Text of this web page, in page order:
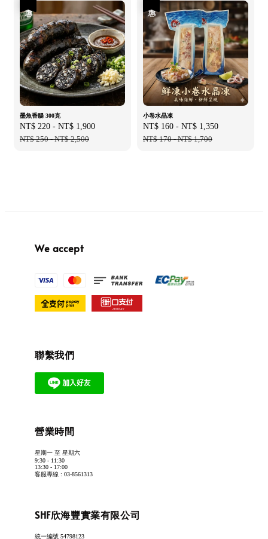
墨魚香腸 300克
Sale
price
NT$ 220 - NT$ 1,900
NT$ 250-NT$ 2,500
小卷水晶凍
Sale
price
NT$ 160 - NT$ 1,350
NT$ 170-NT$ 1,700
We accept
聯繫我們
營業時間
星期一 至 星期六
9:30 - 11:30
13:30 - 17:00
客服專線 : 03-8561313
SHF欣海豐實業有限公司
統一編號 54798123